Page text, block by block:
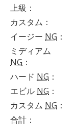
上級 ：
カスタム ：
イージー NG ：
ミディアム
NG ：
ハード NG ：
エビル NG ：
カスタム NG ：
合計：